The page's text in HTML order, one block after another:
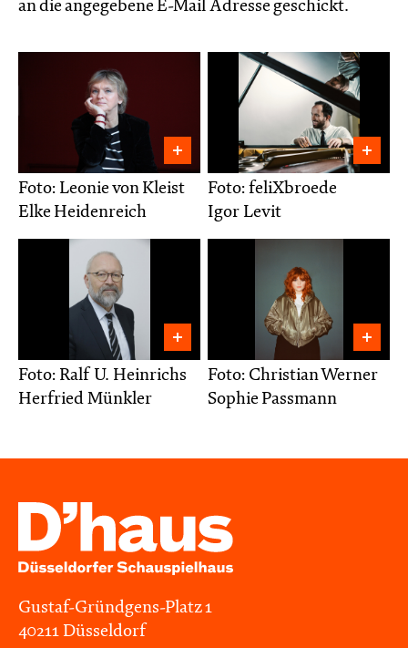
an die angegebene E-Mail Adresse geschickt.
Foto: Leonie von Kleist
Elke Heidenreich
Foto: feliXbroede
Igor Levit
Foto: Ralf U. Heinrichs
Herfried Münkler
Foto: Christian Werner
Sophie Passmann
Gustaf-Gründgens-Platz 1
40211 Düsseldorf